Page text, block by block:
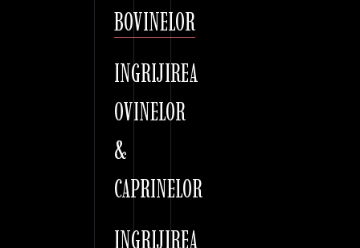
BOVINELOR
INGRIJIREA
OVINELOR
&
CAPRINELOR
INGRIJIREA